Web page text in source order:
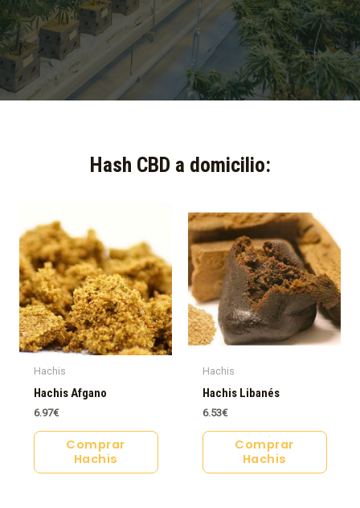
Hash CBD a domicilio:​
Hachis
Hachis Afgano
6.97€
Comprar
Hachis
Hachis
Hachis Libanés
6.53€
Comprar
Hachis